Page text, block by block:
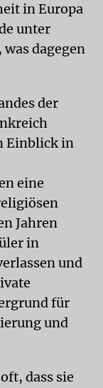
in Europa
unter
dagegen
der
Einblick in
eine
Jahren
in
und
für
und
dass sie